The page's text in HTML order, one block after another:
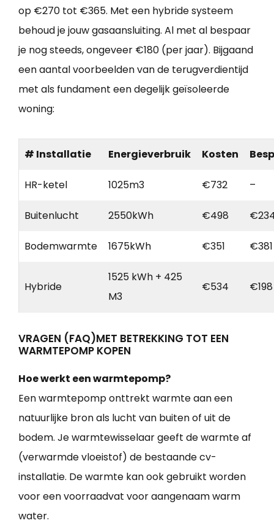
op €270 tot €365. Met een hybride systeem
behoud je jouw gasaansluiting. Al met al bespaar
je nog steeds, ongeveer €180 (per jaar). Bijgaand
een aantal voorbeelden van de terugverdientijd
met als fundament een degelijk geïsoleerde
woning:
# Installatie Energieverbruik Kosten
HR-ketel 1025m3 €732 –
Buitenlucht 2550kWh €498
Bodemwarmte 1675kWh €351 €381
Hybride
1525 kWh + 425
M3
€534 €198
VRAGEN (FAQ)MET BETREKKING TOT EEN
WARMTEPOMP KOPEN
Hoe werkt een warmtepomp?
Een warmtepomp onttrekt warmte aan een
natuurlijke bron als lucht van buiten of uit de
bodem. Je warmtewisselaar geeft de warmte af
(verwarmde vloeistof) de bestaande cv-
installatie. De warmte kan ook gebruikt worden
voor een voorraadvat voor aangenaam warm
water.